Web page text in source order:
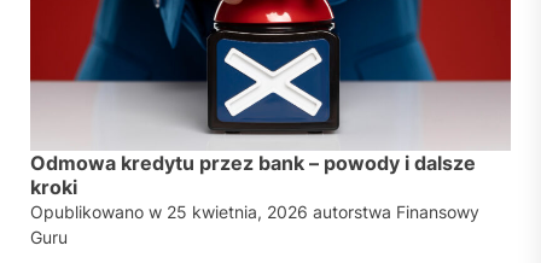
Odmowa kredytu przez bank – powody i dalsze
kroki
Opublikowano w 25 kwietnia, 2026 autorstwa Finansowy
Guru